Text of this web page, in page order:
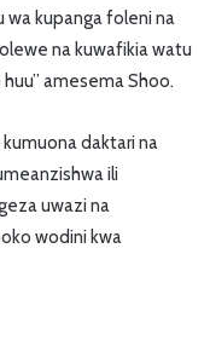
wa kupanga foleni na
na kuwafikia watu
amesema Shoo.
daktari na
ili
uwazi na
wodini kwa